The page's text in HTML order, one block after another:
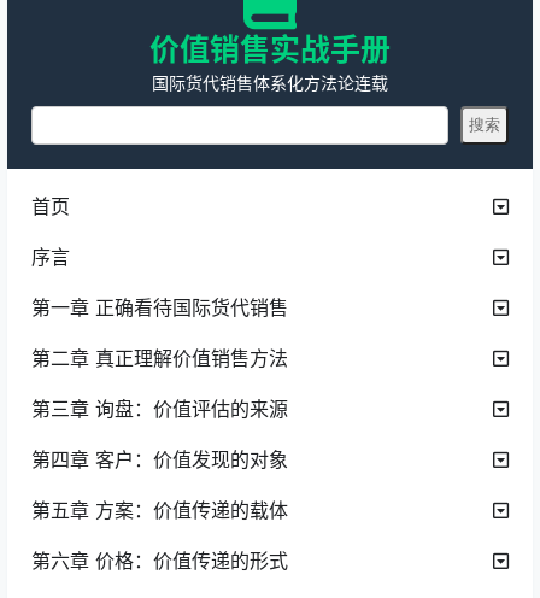
价值销售实战手册
国际货代销售体系化方法论连载
首页
序言
第一章 正确看待国际货代销售
第二章 真正理解价值销售方法
第三章 询盘：价值评估的来源
第四章 客户：价值发现的对象
第五章 方案：价值传递的载体
第六章 价格：价值传递的形式